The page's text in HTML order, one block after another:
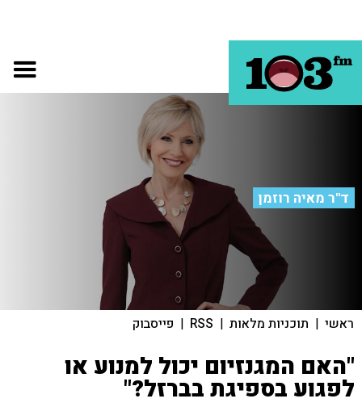
ד"ר מאיה רוזמן
ראשי | תוכניות מלאות |
RSS
| פייסבוק
"האם המגנזיום יכול למנוע או
לפגוע בספיגת בברזל?"